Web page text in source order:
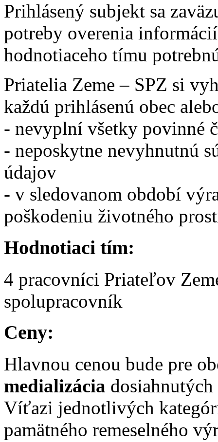
Prihlásený subjekt sa
potreby overenia
hodnotiaceho tímu
Priatelia Zeme – SPZ si
každú prihlásenú obec
- nevyplní všetky povinné
- neposkytne nevyhnutnú
údajov
- v sledovanom období
poškodeniu životného
Hodnotiaci tím:
4 pracovníci Priateľov
spolupracovník
Ceny:
Hlavnou cenou bude pre
medializácia
Víťazi jednotlivých
pamätného remeselného